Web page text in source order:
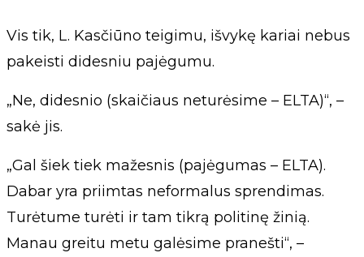
Vis tik, L. Kasčiūno teigimu, išvykę kariai nebus
pakeisti didesniu pajėgumu.
„Ne, didesnio (skaičiaus neturėsime – ELTA)“, –
sakė jis.
„Gal šiek tiek mažesnis (pajėgumas – ELTA).
Dabar yra priimtas neformalus sprendimas.
Turėtume turėti ir tam tikrą politinę žinią.
Manau greitu metu galėsime pranešti“, –